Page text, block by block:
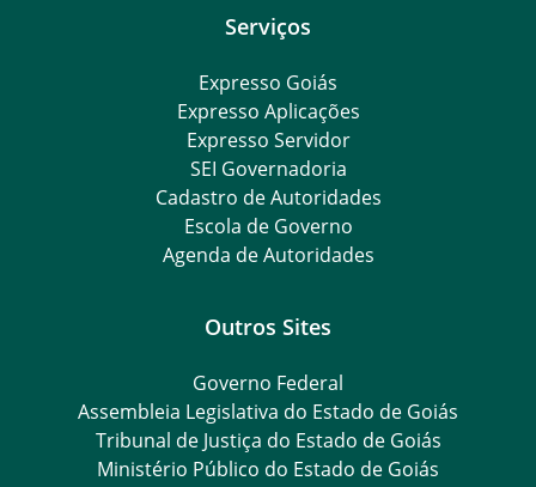
Serviços
Expresso Goiás
Expresso Aplicações
Expresso Servidor
SEI Governadoria
Cadastro de Autoridades
Escola de Governo
Agenda de Autoridades
Outros Sites
Governo Federal
Assembleia Legislativa do Estado de Goiás
Tribunal de Justiça do Estado de Goiás
Ministério Público do Estado de Goiás